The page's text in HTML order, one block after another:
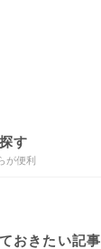
す
が便利
おきたい記事